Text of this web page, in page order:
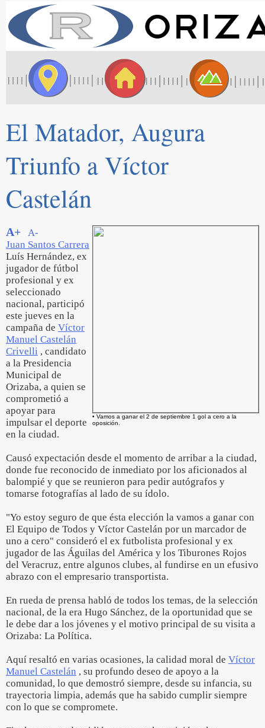
El Matador, Augura
Triunfo a Víctor
Castelán
• Vamos a ganar el 2 de septiembre 1 gol a cero a la
oposición.
A+
A-
Juan Santos Carrera
Luís Hernández, ex
jugador de fútbol
profesional y ex
seleccionado
nacional, participó
este jueves en la
campaña de Víctor
Manuel Castelán
Crivelli , candidato
a la Presidencia
Municipal de
Orizaba, a quien se
comprometió a
apoyar para
impulsar el deporte
en la ciudad.
Causó expectación desde el momento de arribar a la ciudad,
donde fue reconocido de inmediato por los aficionados al
balompié y que se reunieron para pedir autógrafos y
tomarse fotografías al lado de su ídolo.
"Yo estoy seguro de que ésta elección la vamos a ganar con
El Equipo de Todos y Víctor Castelán por un marcador de
uno a cero" consideró el ex futbolista profesional y ex
jugador de las Águilas del América y los Tiburones Rojos
del Veracruz, entre algunos clubes, al fundirse en un efusivo
abrazo con el empresario transportista.
En rueda de prensa habló de todos los temas, de la selección
nacional, de la era Hugo Sánchez, de la oportunidad que se
le debe dar a los jóvenes y el motivo principal de su visita a
Orizaba: La Política.
Aquí resaltó en varias ocasiones, la calidad moral de Víctor
Manuel Castelán , su profundo deseo de apoyo a la
comunidad, lo que demostró siempre, desde su infancia, su
trayectoria limpia, además que ha sabido cumplir siempre
con lo que se compromete.